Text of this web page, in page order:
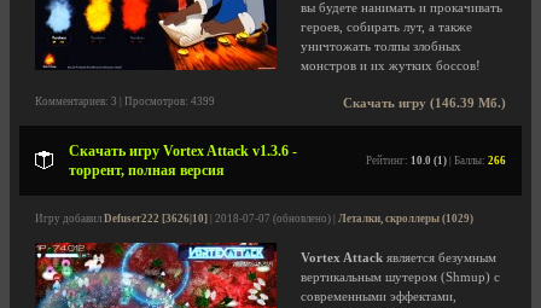
вы будете нанимать и прокачивать
героев, собирать лут, а также
уничтожать толпы злобных
монстров и их жутких боссов!
Скачать игру (146.39 Мб.)
Комментариев: 3 | Просмотров: 4399
Скачать игру Vortex Attack v1.3.6 -
торрент, полная версия
Рейтинг: 10.0 (1) | Баллы: 266
Игру добавил Defuser222 [3626|10] | 2018-07-07 (обновлено) | Леталки, скроллеры (1029)
Vortex Attack является безумным
вертикальным шутером (Shmup) с
современными эффектами,